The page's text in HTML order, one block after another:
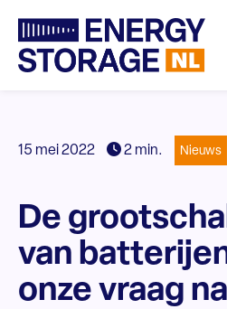
15 mei 2022 2 min. Nieuws
De
van
onze vraag